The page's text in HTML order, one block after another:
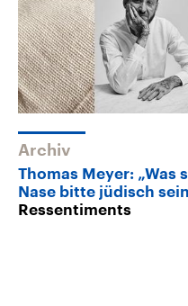
Archiv
Thomas Meyer: „Was
Nase bitte jüdisch
Ressentiments